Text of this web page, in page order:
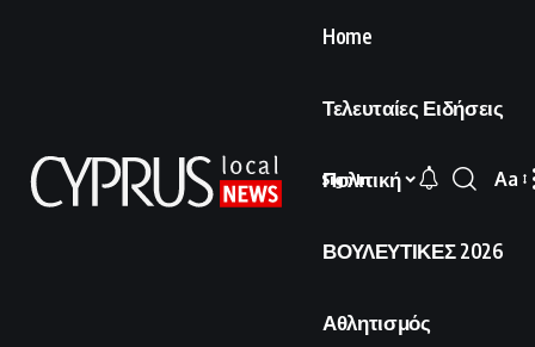
Home
Τελευταίες Ειδήσεις
Πολιτική
ΒΟΥΛΕΥΤΙΚΕΣ 2026
Αθλητισμός
Sign In
Font
Aa